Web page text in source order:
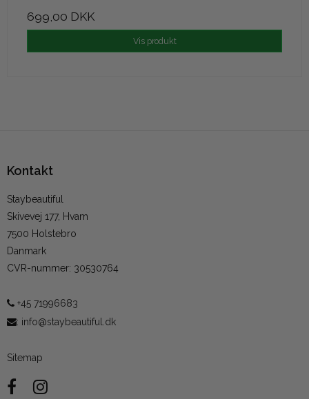
699,00 DKK
Vis produkt
Kontakt
Staybeautiful
Skivevej 177, Hvam
7500 Holstebro
Danmark
CVR-nummer: 30530764
+45 71996683
: info@staybeautiful.dk
Sitemap